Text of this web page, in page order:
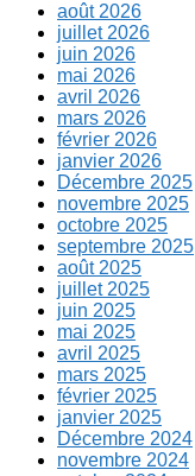
août 2026
juillet 2026
juin 2026
mai 2026
avril 2026
mars 2026
février 2026
janvier 2026
Décembre 2025
novembre 2025
octobre 2025
septembre 2025
août 2025
juillet 2025
juin 2025
mai 2025
avril 2025
mars 2025
février 2025
janvier 2025
Décembre 2024
novembre 2024